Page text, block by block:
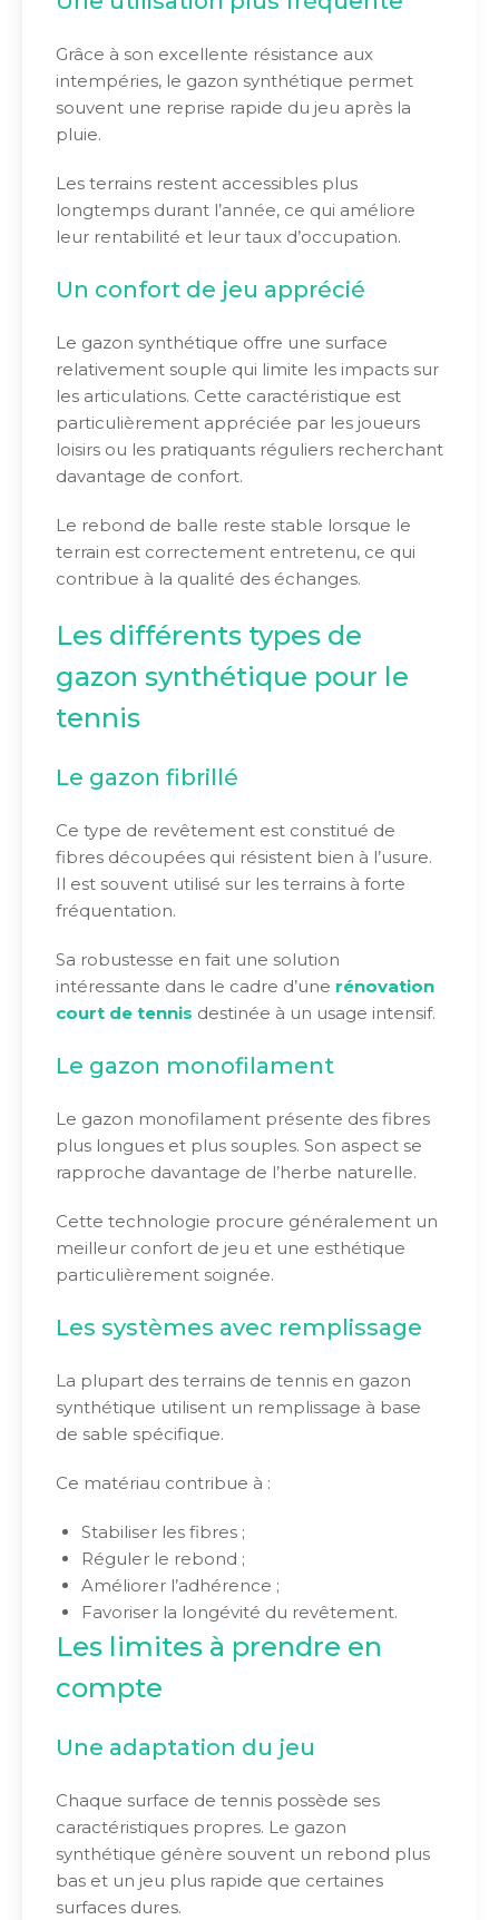
Grâce à son excellente résistance aux
intempéries, le gazon synthétique permet
souvent une reprise rapide du jeu après la
pluie.
Les terrains restent accessibles plus
longtemps durant l’année, ce qui améliore
leur rentabilité et leur taux d’occupation.
Un confort de jeu apprécié
Le gazon synthétique offre une surface
relativement souple qui limite les impacts sur
les articulations. Cette caractéristique est
particulièrement appréciée par les joueurs
loisirs ou les pratiquants réguliers recherchant
davantage de confort.
Le rebond de balle reste stable lorsque le
terrain est correctement entretenu, ce qui
contribue à la qualité des échanges.
Les différents types de
gazon synthétique pour le
tennis
Le gazon fibrillé
Ce type de revêtement est constitué de
fibres découpées qui résistent bien à l’usure.
Il est souvent utilisé sur les terrains à forte
fréquentation.
Sa robustesse en fait une solution
intéressante dans le cadre d’une rénovation
court de tennis destinée à un usage intensif.
Le gazon monofilament
Le gazon monofilament présente des fibres
plus longues et plus souples. Son aspect se
rapproche davantage de l’herbe naturelle.
Cette technologie procure généralement un
meilleur confort de jeu et une esthétique
particulièrement soignée.
Les systèmes avec remplissage
La plupart des terrains de tennis en gazon
synthétique utilisent un remplissage à base
de sable spécifique.
Ce matériau contribue à :
Stabiliser les fibres ;
Réguler le rebond ;
Améliorer l’adhérence ;
Favoriser la longévité du revêtement.
Les limites à prendre en
compte
Une adaptation du jeu
Chaque surface de tennis possède ses
caractéristiques propres. Le gazon
synthétique génère souvent un rebond plus
bas et un jeu plus rapide que certaines
surfaces dures.